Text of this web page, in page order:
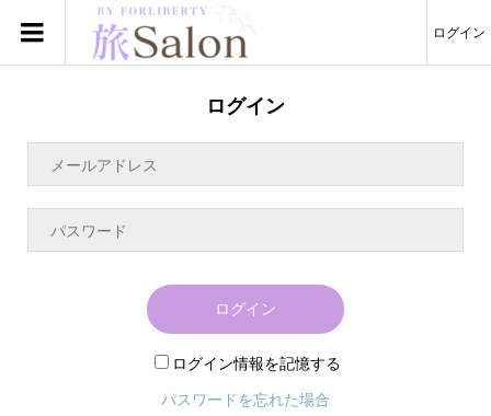
ログイン
ログイン
ログイン
ログイン情報を記憶する
パスワードを忘れた場合